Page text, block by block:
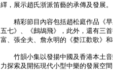
繹，展示趙氏浙派笛藝的承傳及發展。
精彩節目內容包括趙松庭作品《早
五七》、《鷓鴣飛》，此外，還有三
富、張全夫、詹永明的《婺江歡歌》和
竹韻小集以發揚中國及香港本土音
力探索及開拓現代小型中樂的發展空